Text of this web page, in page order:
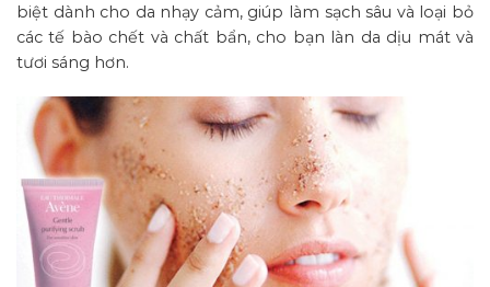
biệt dành cho da nhạy cảm, giúp làm sạch sâu và loại bỏ
các tế bào chết và chất bẩn, cho bạn làn da dịu mát và
tươi sáng hơn.